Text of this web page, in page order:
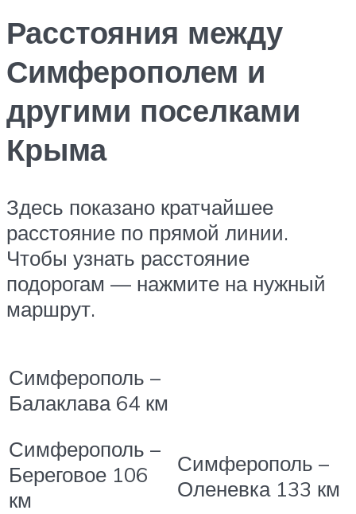
Расстояния между
Симферополем и
другими поселками
Крыма
Здесь показано кратчайшее
расстояние по прямой линии.
Чтобы узнать расстояние
подорогам — нажмите на нужный
маршрут.
Симферополь –
Балаклава 64 км
Симферополь –
Береговое 106
км
Симферополь –
Оленевка 133 км